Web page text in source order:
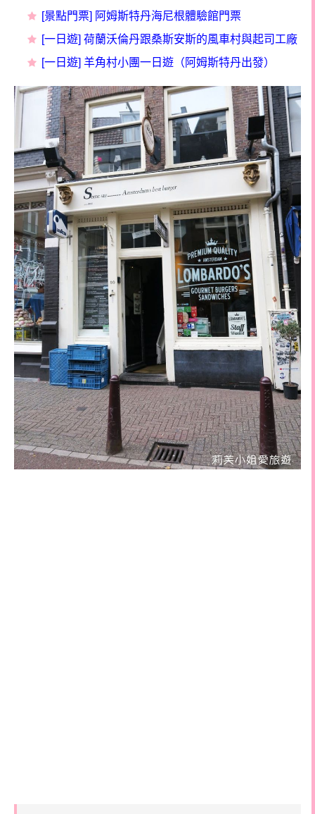
[景點門票] 阿姆斯特丹海尼根體驗館門票
[一日遊] 荷蘭沃倫丹跟桑斯安斯的風車村與起司工廠
[一日遊] 羊角村小團一日遊（阿姆斯特丹出發）